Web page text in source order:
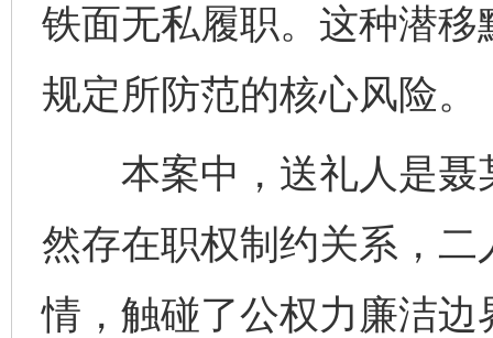
铁面无私履职。这种潜
规定所防范的核心风险。
本案中，送礼人是聂
然存在职权制约关系，
情，触碰了公权力廉洁边